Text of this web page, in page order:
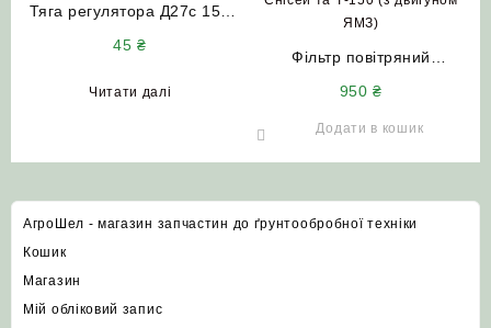
Тяга регулятора Д27с 15А
45₴
Читати далі
Фільтр повітряний
(комплект) до комбайнів
950₴
Додати в кошик
АгроШел - магазин запчастин до ґрунтообробної техніки
Кошик
Магазин
Мій обліковий запис